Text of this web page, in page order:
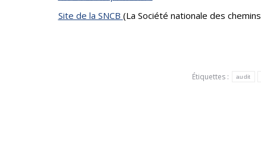
Site de la SNCB (La Société nationale des
Étiquettes :
audit